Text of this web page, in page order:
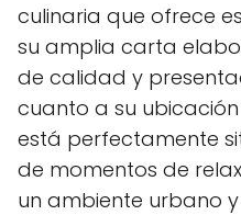
culinaria que ofrece
su amplia carta
de calidad y
cuanto a su
está perfectamente
de momentos de
un ambiente urbano